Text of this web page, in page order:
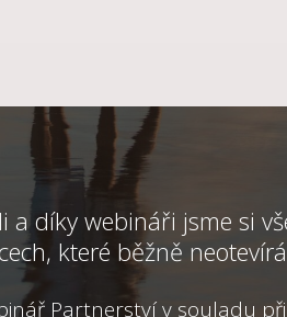
díky webináři jsme si
které běžně
Partnerství v souladu